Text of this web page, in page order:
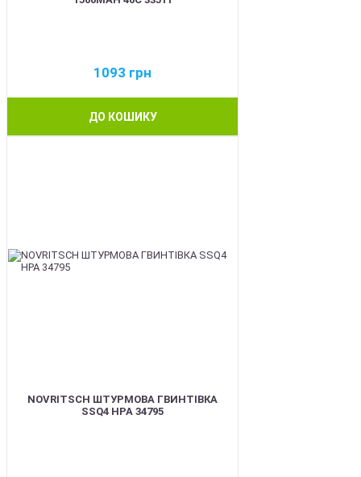
1093 грн
ДО КОШИКУ
NOVRITSCH ШТУРМОВА ГВИНТІВКА
SSQ4 HPA 34795